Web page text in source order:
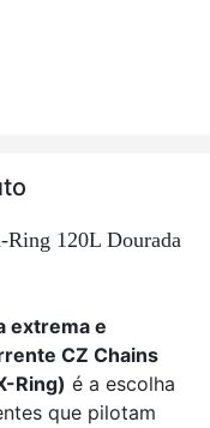
120L Dourada
extrema e
CZ Chains
Ring) é a escolha
que pilotam